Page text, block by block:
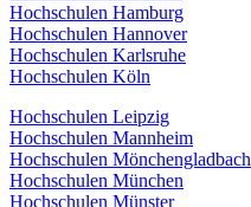
Hochschulen Hamburg
Hochschulen Hannover
Hochschulen Karlsruhe
Hochschulen Köln
Hochschulen Leipzig
Hochschulen Mannheim
Hochschulen Mönchengladbach
Hochschulen München
Hochschulen Münster